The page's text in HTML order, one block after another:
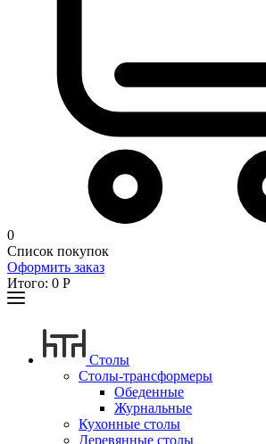
0
Список покупок
Оформить заказ
Итого: 0 Р
Столы
Столы-трансформеры
Обеденные
Журнальные
Кухонные столы
Деревянные столы